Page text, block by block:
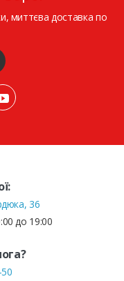
миттєва доставка по
36
до 19:00